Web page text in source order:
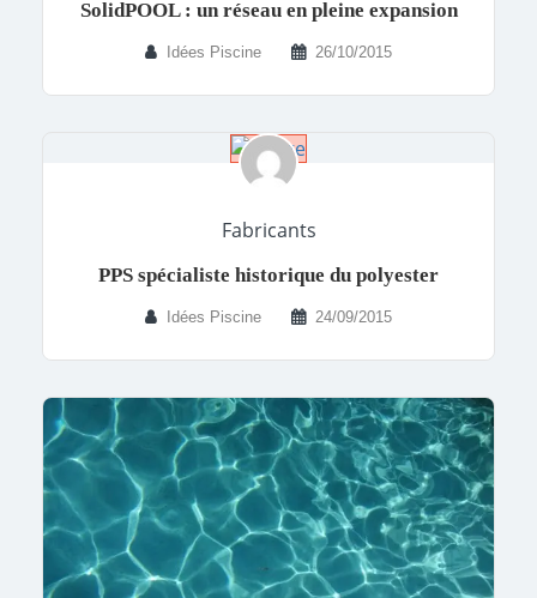
SolidPOOL : un réseau en pleine expansion
Idées Piscine 26/10/2015
Fabricants
PPS spécialiste historique du polyester
Idées Piscine 24/09/2015